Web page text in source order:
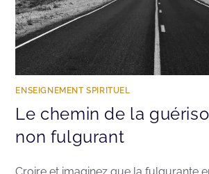
ENSEIGNEMENT SPIRITUEL
Le chemin de la
non fulgurant
Croire et imaginez que la fulgurante